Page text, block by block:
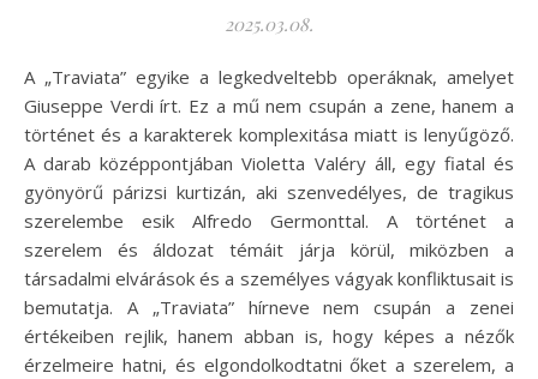
2025.03.08.
A „Traviata” egyike a legkedveltebb operáknak, amelyet
Giuseppe Verdi írt. Ez a mű nem csupán a zene, hanem a
történet és a karakterek komplexitása miatt is lenyűgöző.
A darab középpontjában Violetta Valéry áll, egy fiatal és
gyönyörű párizsi kurtizán, aki szenvedélyes, de tragikus
szerelembe esik Alfredo Germonttal. A történet a
szerelem és áldozat témáit járja körül, miközben a
társadalmi elvárások és a személyes vágyak konfliktusait is
bemutatja. A „Traviata” hírneve nem csupán a zenei
értékeiben rejlik, hanem abban is, hogy képes a nézők
érzelmeire hatni, és elgondolkodtatni őket a szerelem, a